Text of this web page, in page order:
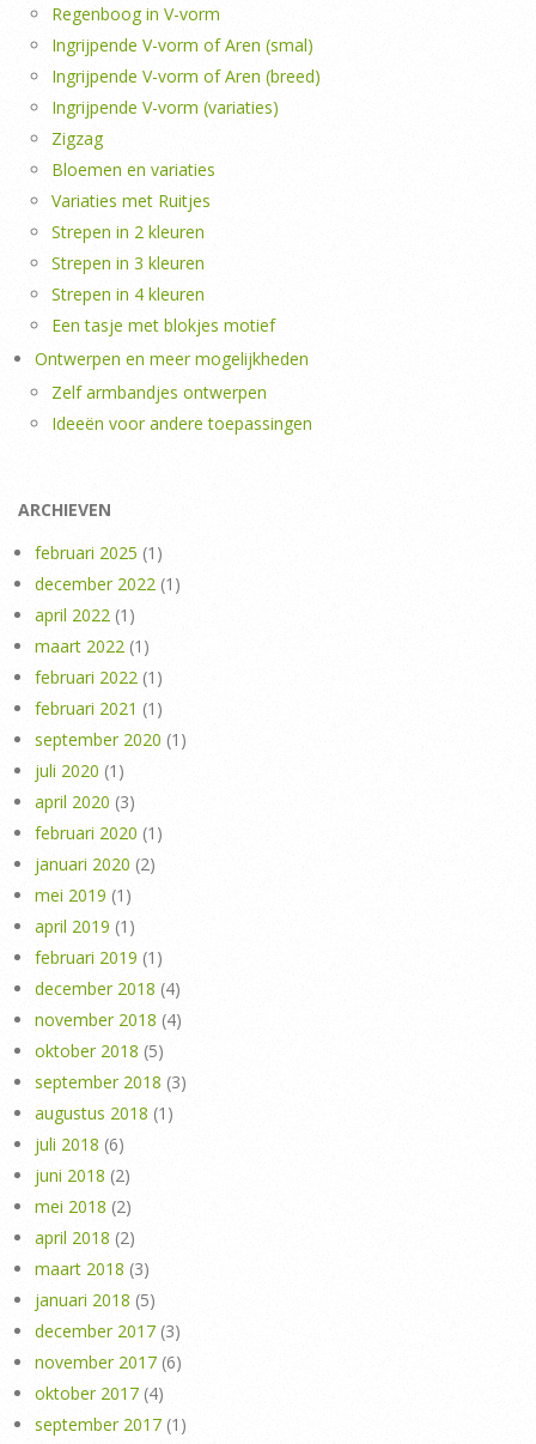
Regenboog in V-vorm
Ingrijpende V-vorm of Aren (smal)
Ingrijpende V-vorm of Aren (breed)
Ingrijpende V-vorm (variaties)
Zigzag
Bloemen en variaties
Variaties met Ruitjes
Strepen in 2 kleuren
Strepen in 3 kleuren
Strepen in 4 kleuren
Een tasje met blokjes motief
Ontwerpen en meer mogelijkheden
Zelf armbandjes ontwerpen
Ideeën voor andere toepassingen
ARCHIEVEN
februari 2025 (1)
december 2022 (1)
april 2022 (1)
maart 2022 (1)
februari 2022 (1)
februari 2021 (1)
september 2020 (1)
juli 2020 (1)
april 2020 (3)
februari 2020 (1)
januari 2020 (2)
mei 2019 (1)
april 2019 (1)
februari 2019 (1)
december 2018 (4)
november 2018 (4)
oktober 2018 (5)
september 2018 (3)
augustus 2018 (1)
juli 2018 (6)
juni 2018 (2)
mei 2018 (2)
april 2018 (2)
maart 2018 (3)
januari 2018 (5)
december 2017 (3)
november 2017 (6)
oktober 2017 (4)
september 2017 (1)